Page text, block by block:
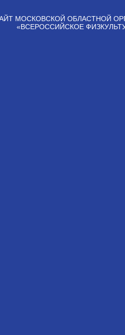
МОСКОВСКОЙ ОБЛАСТНОЙ
«ВСЕРОССИЙСКОЕ